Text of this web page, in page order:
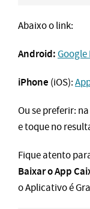
Abaixo o link:
Android:Google
iPhone (iOS):
Ou se preferir:
e toque no
Fique atento
Baixar o App
o Aplicativo é